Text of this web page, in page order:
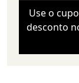
Use o
desconto